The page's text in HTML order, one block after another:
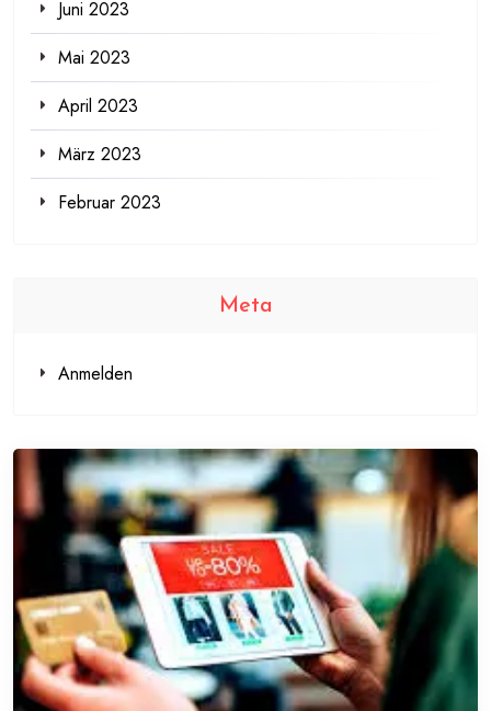
Juni 2023
Mai 2023
April 2023
März 2023
Februar 2023
Meta
Anmelden